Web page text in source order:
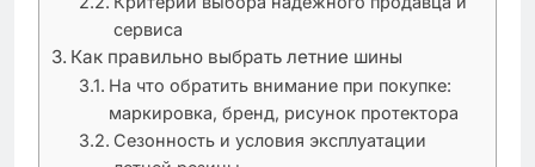
сервиса
Как правильно выбрать летние шины
На что обратить внимание при покупке:
маркировка, бренд, рисунок протектора
Сезонность и условия эксплуатации